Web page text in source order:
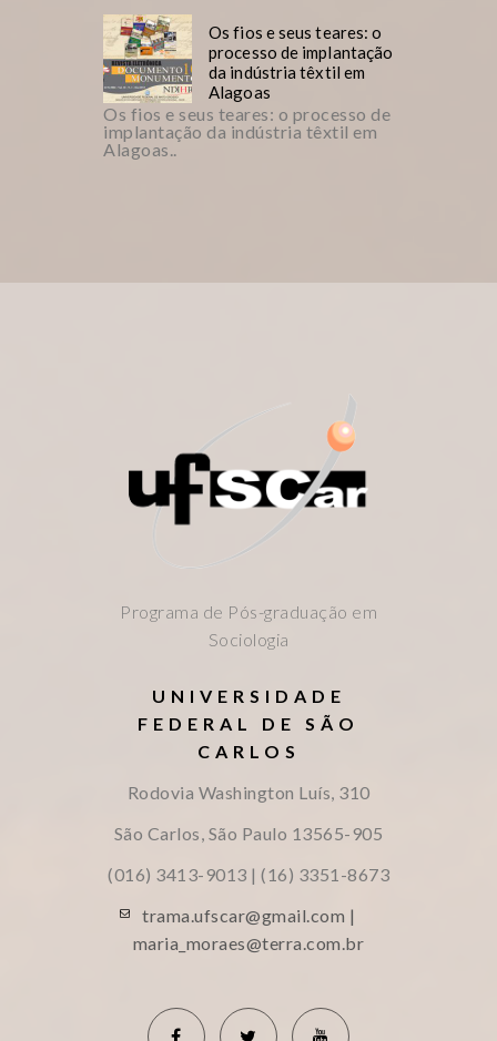
Os fios e seus teares: o
processo de implantação
da indústria têxtil em
Alagoas
Os fios e seus teares: o processo de
implantação da indústria têxtil em
Alagoas..
Programa de Pós-graduação em
Sociologia
UNIVERSIDADE
FEDERAL DE SÃO
CARLOS
Rodovia Washington Luís, 310
São Carlos, São Paulo 13565-905
(016) 3413-9013 | (16) 3351-8673
trama.ufscar@gmail.com |
maria_moraes@terra.com.br